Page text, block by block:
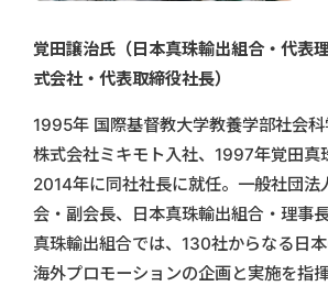
覚田譲治氏（日本真珠輸出組合・代表
式会社・代表取締役社長）
1995年 国際基督教大学教養学部社会
株式会社ミキモト入社、1997年覚田真
2014年に同社社長に就任。一般社団法
会・副会長、日本真珠輸出組合・理事
真珠輸出組合では、130社からなる日本
海外プロモーションの企画と実施を指